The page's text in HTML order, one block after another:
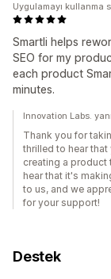
Smartli helps
SEO for my
each product
minutes.
Uygulamayı kullanma
Innovation Labs.
Thank you for
thrilled to hear
creating a product
hear that it's
to us, and we
for your support!
Destek